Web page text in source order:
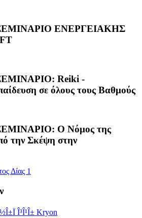
ΕΝΕΡΓΕΙΑΚΗΣ
Reiki -
σε όλους τους Βαθμούς
Ο Νόμος της
την Σκέψη στην